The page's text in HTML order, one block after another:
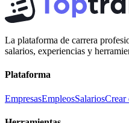
La plataforma de carrera
salarios, experiencias y
Plataforma
EmpresasEmpleosSalariosCrear